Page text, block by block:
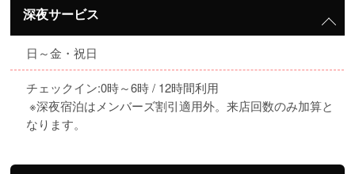
深夜サービス
日～金・祝日
チェックイン:0時～6時 / 12時間利用
※深夜宿泊はメンバーズ割引適用外。来店回数のみ加算と
なります。